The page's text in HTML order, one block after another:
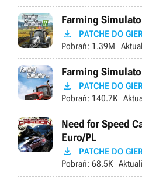
Farming
 PATCHE DO
Pobrań: 1.39M
Farming
 PATCHE DO
Pobrań: 140.7K
Need for Speed
Euro/PL
 PATCHE DO
Pobrań: 68.5K